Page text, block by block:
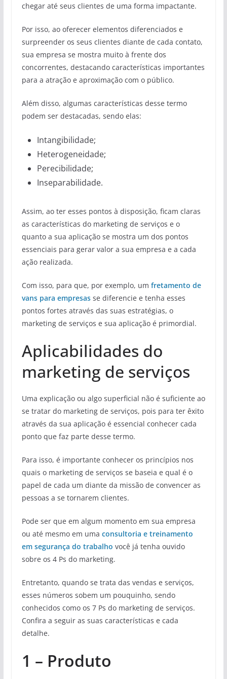
chegar até seus clientes de uma forma impactante.
Por isso, ao oferecer elementos diferenciados e
surpreender os seus clientes diante de cada contato,
sua empresa se mostra muito à frente dos
concorrentes, destacando características importantes
para a atração e aproximação com o público.
Além disso, algumas características desse termo
podem ser destacadas, sendo elas:
Intangibilidade;
Heterogeneidade;
Perecibilidade;
Inseparabilidade.
Assim, ao ter esses pontos à disposição, ficam claras
as características do marketing de serviços e o
quanto a sua aplicação se mostra um dos pontos
essenciais para gerar valor a sua empresa e a cada
ação realizada.
Com isso, para que, por exemplo, um fretamento de
vans para empresasse diferencie e tenha esses
pontos fortes através das suas estratégias, o
marketing de serviços e sua aplicação é primordial.
Aplicabilidades do
marketing de serviços
Uma explicação ou algo superficial não é suficiente ao
se tratar do marketing de serviços, pois para ter êxito
através da sua aplicação é essencial conhecer cada
ponto que faz parte desse termo.
Para isso, é importante conhecer os princípios nos
quais o marketing de serviços se baseia e qual é o
papel de cada um diante da missão de convencer as
pessoas a se tornarem clientes.
Pode ser que em algum momento em sua empresa
ou até mesmo em uma consultoria e treinamento
em segurança do trabalho você já tenha ouvido
sobre os 4 Ps do marketing.
Entretanto, quando se trata das vendas e serviços,
esses números sobem um pouquinho, sendo
conhecidos como os 7 Ps do marketing de serviços.
Confira a seguir as suas características e cada
detalhe.
1 – Produto